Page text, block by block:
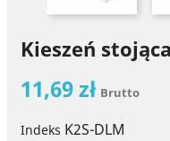
Kieszeń
11,69 zł Brutto
Indeks K2S-DLM